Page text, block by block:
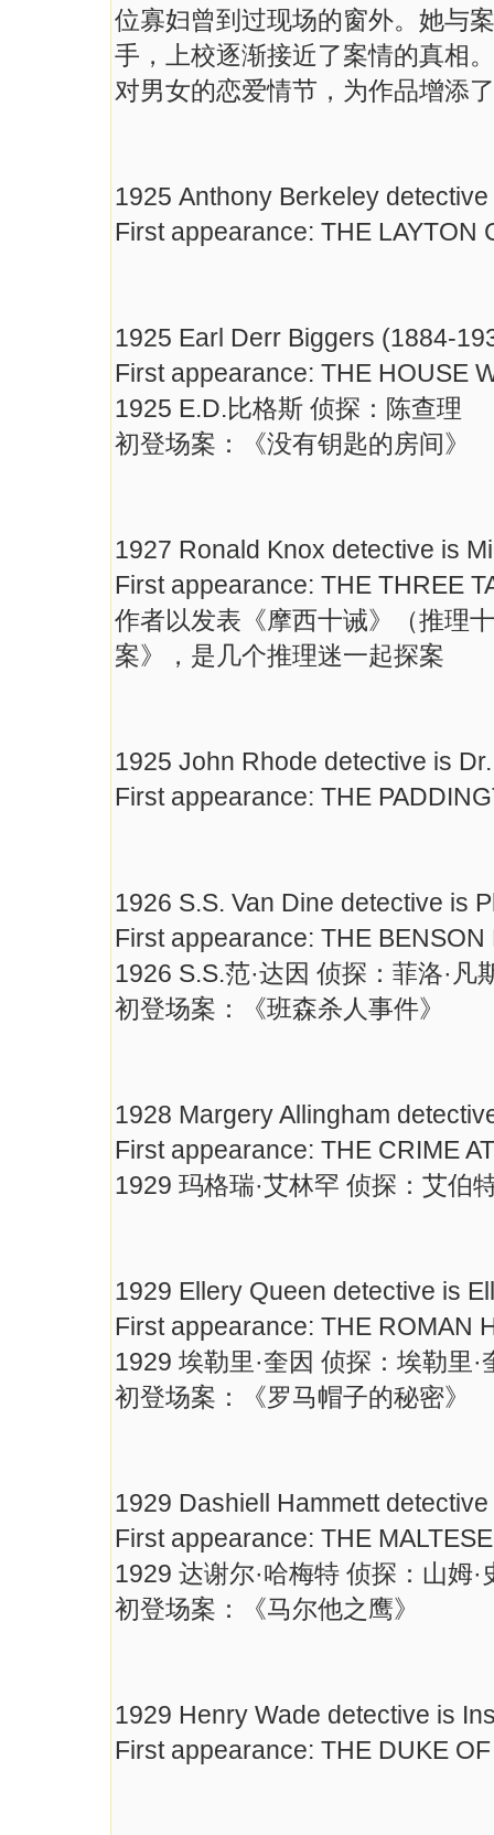
位寡妇曾到过现场的窗外。她与
手，上校逐渐接近了案情的真相
对男女的恋爱情节，为作品增添
1925 Anthony Berkeley
First appearance: THE LAYTON
1925 Earl Derr Biggers (1884-
First appearance: THE HOUSE
1925 E.D.比格斯 侦探：陈查理
初登场案：《没有钥匙的房间》
1927 Ronald Knox detective is
First appearance: THE THREE
作者以发表《摩西十诫》（推理
案》，是几个推理迷一起探案
1925 John Rhode detective is
First appearance: THE
1926 S.S. Van Dine detective is
First appearance: THE
1926 S.S.范·达因 侦探：菲洛·凡
初登场案：《班森杀人事件》
1928 Margery Allingham
First appearance: THE CRIME
1929 玛格瑞·艾林罕 侦探：艾伯
1929 Ellery Queen detective is
First appearance: THE ROMAN
1929 埃勒里·奎因 侦探：埃勒里·
初登场案：《罗马帽子的秘密》
1929 Dashiell Hammett
First appearance: THE
1929 达谢尔·哈梅特 侦探：山姆·
初登场案：《马尔他之鹰》
1929 Henry Wade detective is
First appearance: THE DUKE